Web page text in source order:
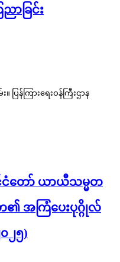
ာခြင်း
ပြန်ကြားရေးဝန်ကြီးဌာန
င်ငံတော် ယာယီသမ္မတ
တ၏ အကြံပေးပုဂ္ဂိုလ်
၂၅)